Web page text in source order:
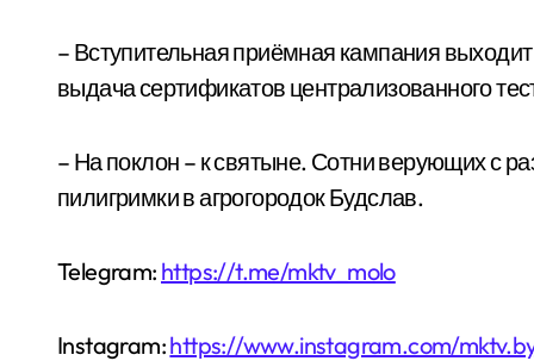
– Вступительная приёмная кампания
выдача сертификатов централизованного
– На поклон – к святыне. Сотни верующих с
пилигримки в агрогородок Будслав.
Telegram: https://t.me/mktv_molo
Instagram:https://www.instagram.com/